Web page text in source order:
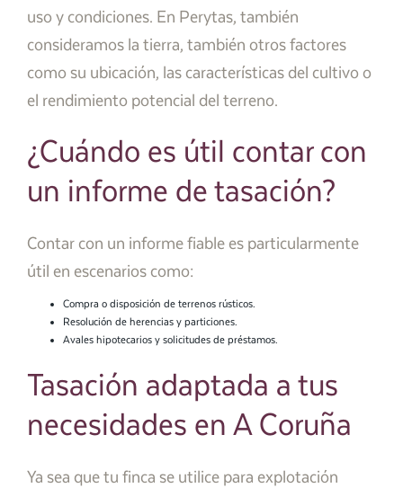
uso y condiciones. En Perytas, también
consideramos la tierra, también otros factores
como su ubicación, las características del cultivo o
el rendimiento potencial del terreno.
¿Cuándo es útil contar con
un informe de tasación?
Contar con un informe fiable es particularmente
útil en escenarios como:
Compra o disposición de terrenos rústicos.
Resolución de herencias y particiones.
Avales hipotecarios y solicitudes de préstamos.
Tasación adaptada a tus
necesidades en A Coruña
Ya sea que tu finca se utilice para explotación